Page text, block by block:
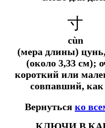
寸
cùn
(мера длины)
(около 3,33 см);
короткий или
совпавший, как
Вернуться ко